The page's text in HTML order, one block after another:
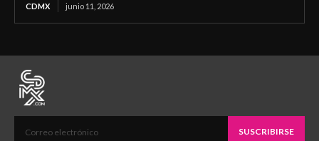
CDMX junio 11, 2026
SUSCRIBIRSE